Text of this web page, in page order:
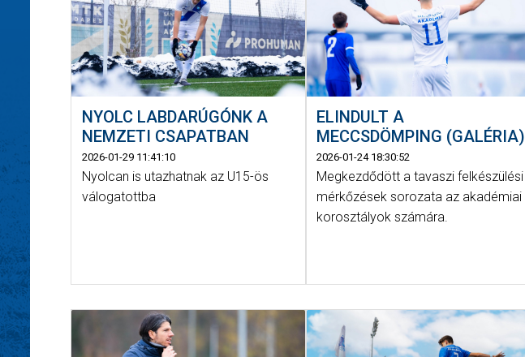
NYOLC LABDARÚGÓNK A
NEMZETI CSAPATBAN
2026-01-29 11:41:10
Nyolcan is utazhatnak az U15-ös
válogatottba
ELINDULT A
MECCSDÖMPING (GALÉRIA)
2026-01-24 18:30:52
Megkezdődött a tavaszi felkészülési
mérkőzések sorozata az akadémiai
korosztályok számára.